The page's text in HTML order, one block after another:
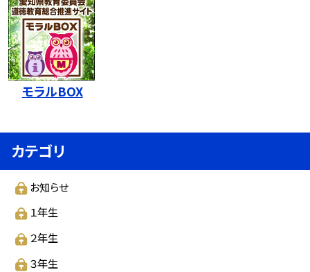
モラルBOX
カテゴリ
お知らせ
１年生
２年生
３年生